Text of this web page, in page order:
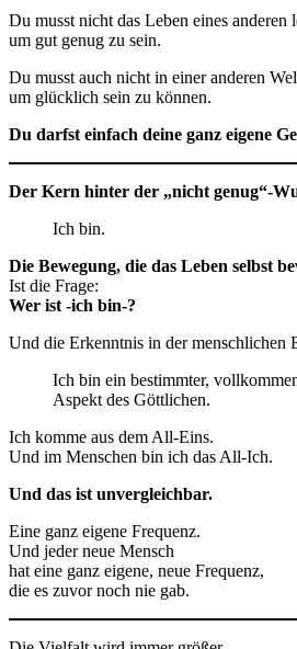
Du musst nicht das Leben eines anderen
um gut genug zu sein.
Du musst auch nicht in einer anderen
um glücklich sein zu können.
Du darfst einfach deine ganz eigene
Der Kern hinter der „nicht genug“-
Ich bin.
Die Bewegung, die das Leben selbst
Ist die Frage:
Wer ist -ich bin-?
Und die Erkenntnis in der menschlichen
Ich bin ein bestimmter,
Aspekt des Göttlichen.
Ich komme aus dem All-Eins.
Und im Menschen bin ich das All-Ich.
Und das ist unvergleichbar.
Eine ganz eigene Frequenz.
Und jeder neue Mensch
hat eine ganz eigene, neue Frequenz,
die es zuvor noch nie gab.